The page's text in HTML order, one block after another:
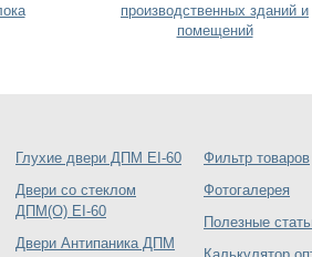
производственных зданий и
помещений
Глухие двери ДПМ EI-60
Двери со стеклом
ДПМ(О) EI-60
Двери Антипаника ДПМ
Фильтр товаров
Фотогалерея
Полезные